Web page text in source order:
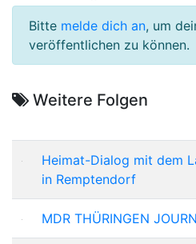
Bitte melde dich an, um
veröffentlichen zu können.
Weitere Folgen
Heimat-Dialog mit dem
in Remptendorf
MDR THÜRINGEN